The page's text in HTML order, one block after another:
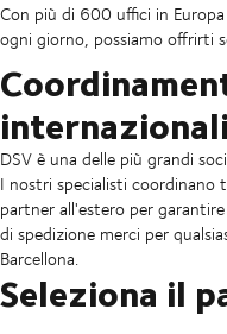
Con più di 600 uffici in
ogni giorno, possiamo offrirti
internazionali
DSV è una delle più grandi
I nostri specialisti
partner all'estero per
di spedizione merci per
Barcellona.
Seleziona il